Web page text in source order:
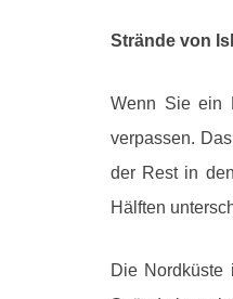
Strände von
Wenn Sie ein
verpassen.
der Rest in
Hälften
Die Nordküste